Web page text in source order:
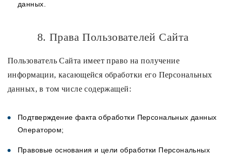
данных.
8. Права Пользователей Сайта
Пользователь Сайта имеет право на получение
информации, касающейся обработки его Персональных
данных, в том числе содержащей:
Подтверждение факта обработки Персональных данных
Оператором;
Правовые основания и цели обработки Персональных